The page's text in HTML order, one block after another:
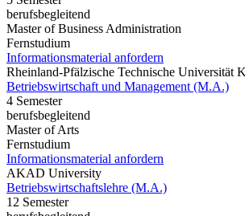
berufsbegleitend
Master of Business Administration
Fernstudium
Informationsmaterial anfordern
Rheinland-Pfälzische Technische Universität
Betriebswirtschaft und Management (M.A.)
4 Semester
berufsbegleitend
Master of Arts
Fernstudium
Informationsmaterial anfordern
AKAD University
Betriebswirtschaftslehre (M.A.)
12 Semester